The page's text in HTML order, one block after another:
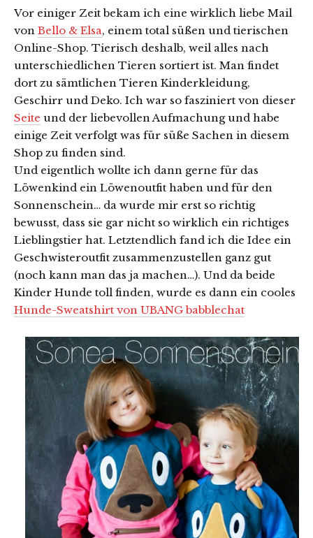
Vor einiger Zeit bekam ich eine wirklich liebe Mail
von Bello & Elsa, einem total süßen und tierischen
Online-Shop. Tierisch deshalb, weil alles nach
unterschiedlichen Tieren sortiert ist. Man findet
dort zu sämtlichen Tieren Kinderkleidung,
Geschirr und Deko. Ich war so fasziniert von dieser
Seite und der liebevollen Aufmachung und habe
einige Zeit verfolgt was für süße Sachen in diesem
Shop zu finden sind.
Und eigentlich wollte ich dann gerne für das
Löwenkind ein Löwenoutfit haben und für den
Sonnenschein… da wurde mir erst so richtig
bewusst, dass sie gar nicht so wirklich ein richtiges
Lieblingstier hat. Letztendlich fand ich die Idee ein
Geschwisteroutfit zusammenzustellen ganz gut
(noch kann man das ja machen…). Und da beide
Kinder Hunde toll finden, wurde es dann ein cooles
Hunde-Sweatshirt von UBANG babblechat